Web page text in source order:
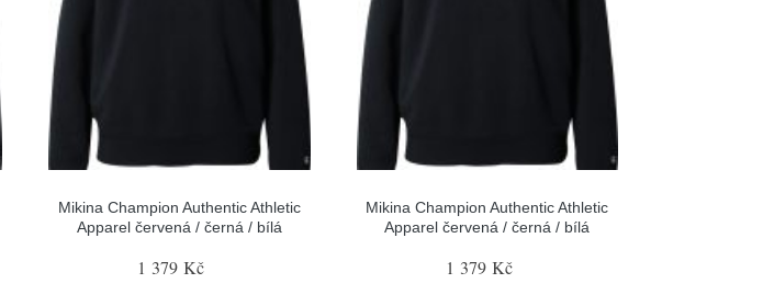
Mikina Champion Authentic Athletic
Apparel červená / černá / bílá
1 379 Kč
Mikina Champion Authentic Athletic
Apparel červená / černá / bílá
1 379 Kč